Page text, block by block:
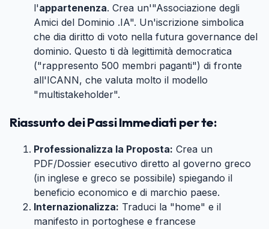
l'appartenenza. Crea un'"Associazione degli
Amici del Dominio .IA". Un'iscrizione simbolica
che dia diritto di voto nella futura governance del
dominio. Questo ti dà legittimità democratica
("rappresento 500 membri paganti") di fronte
all'ICANN, che valuta molto il modello
"multistakeholder".
Riassunto dei Passi Immediati per te:
Professionalizza la Proposta: Crea un
PDF/Dossier esecutivo diretto al governo greco
(in inglese e greco se possibile) spiegando il
beneficio economico e di marchio paese.
Internazionalizza: Traduci la "home" e il
manifesto in portoghese e francese